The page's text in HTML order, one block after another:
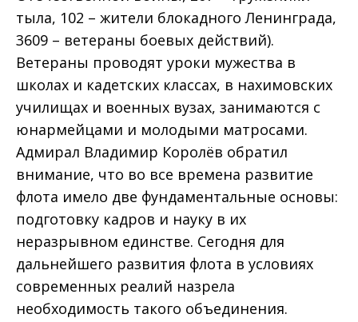
тыла, 102 – жители блокадного Ленинграда,
3609 – ветераны боевых действий).
Ветераны проводят уроки мужества в
школах и кадетских классах, в нахимовских
училищах и военных вузах, занимаются с
юнармейцами и молодыми матросами.
Адмирал Владимир Королёв обратил
внимание, что во все времена развитие
флота имело две фундаментальные основы:
подготовку кадров и науку в их
неразрывном единстве. Сегодня для
дальнейшего развития флота в условиях
современных реалий назрела
необходимость такого объединения.